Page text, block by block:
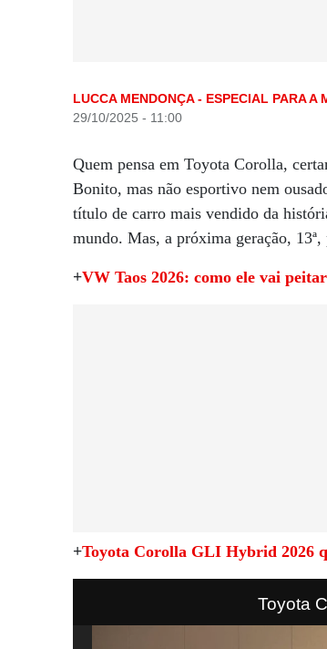
LUCCA MENDONÇA - ESPECIAL PARA A
29/10/2025 - 11:00
Quem pensa em Toyota Corolla,
Bonito, mas não esportivo nem
título de carro mais vendido da
mundo. Mas, a próxima geração,
+VW Taos 2026: como ele vai
+Toyota Corolla GLI Hybrid 2026
Toyota